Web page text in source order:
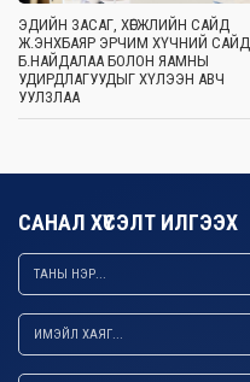
ЭДИЙН ЗАСАГ, ХӨГЖЛИЙН САЙД
Ж.ЭНХБАЯР ЭРЧИМ ХҮЧНИЙ САЙД
Б.НАЙДАЛАА БОЛОН ЯАМНЫ
УДИРДЛАГУУДЫГ ХҮЛЭЭН АВЧ
УУЛЗЛАА
САНАЛ ХҮСЭЛТ ИЛГЭЭХ